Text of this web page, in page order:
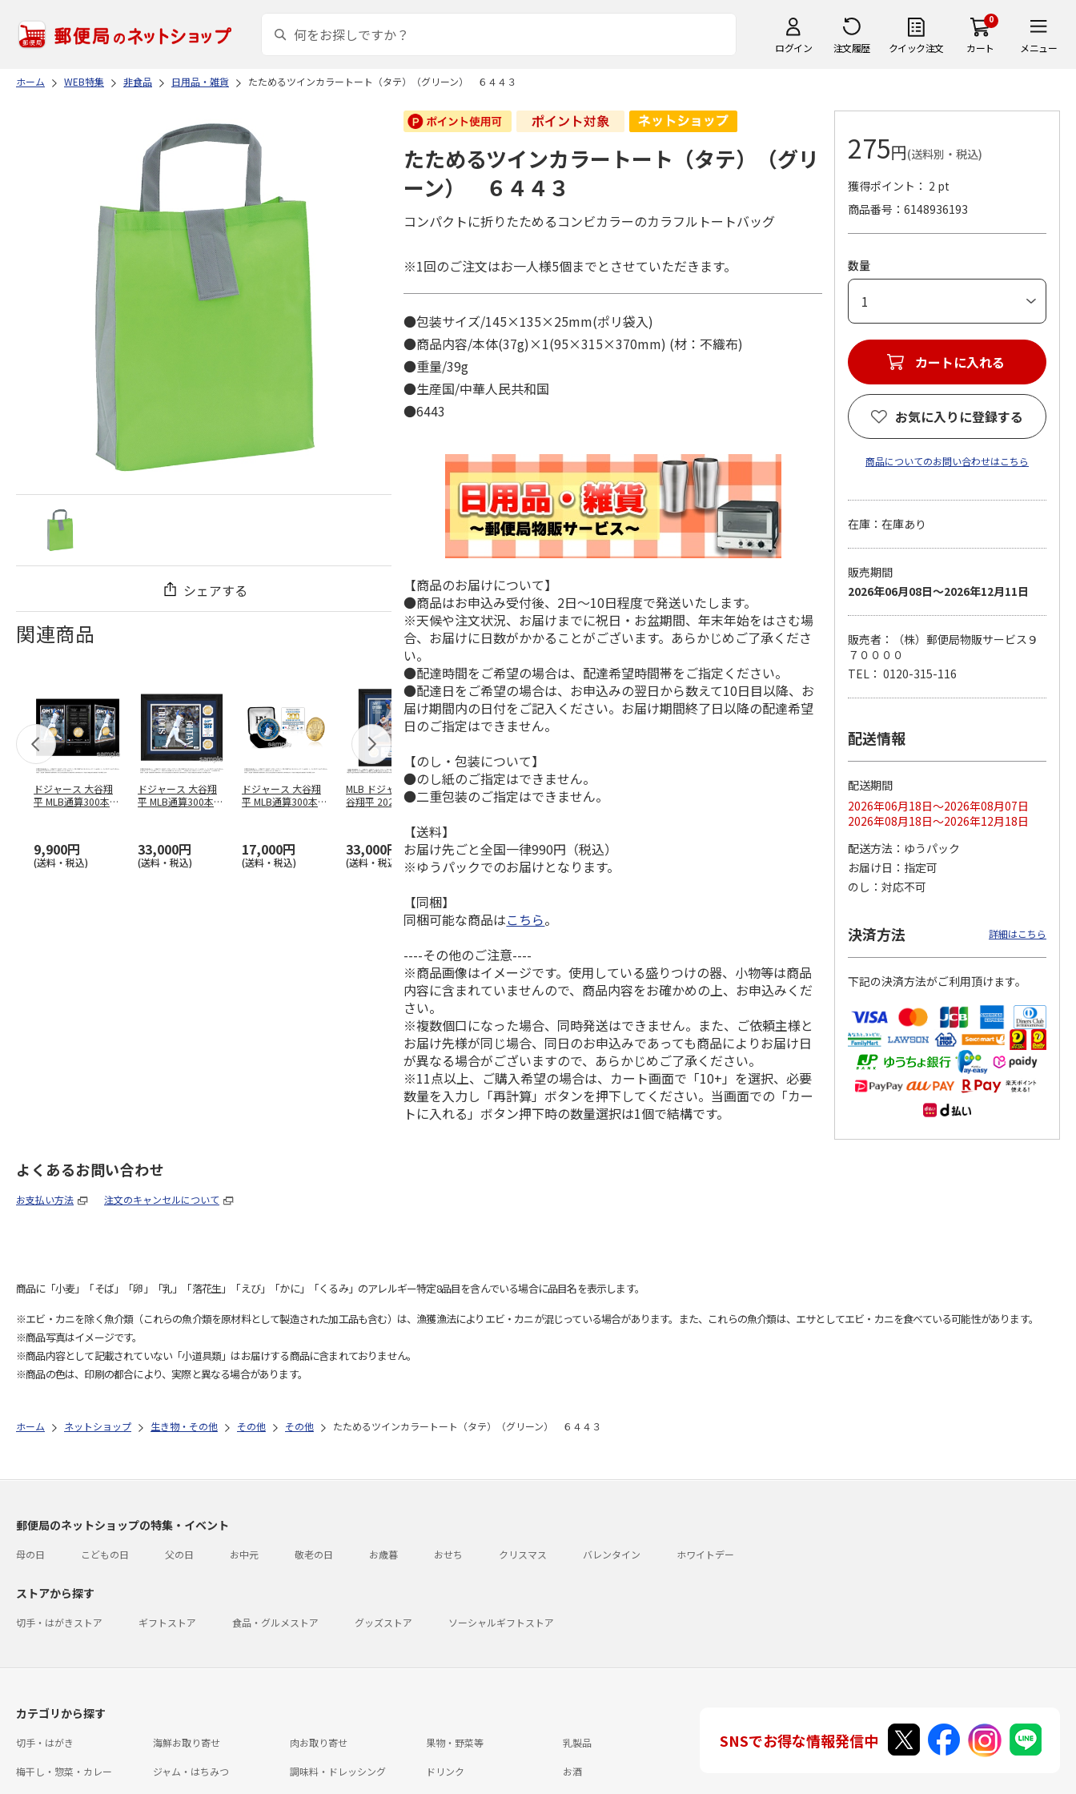
ログイン 注文履歴 クイック注文
0
カート メニュー
ホーム WEB特集 非食品 日用品・雑貨 たためるツインカラートート（タテ）（グリーン） ６４４３
シェアする
関連商品
ドジャース 大谷翔
平 MLB通算300本塁
9,900円
(送料・税込)
ドジャース 大谷翔
平 MLB通算300本塁
33,000円
(送料・税込)
ドジャース 大谷翔
平 MLB通算300本塁
17,000円
(送料・税込)
MLB ドジャース 大
谷翔平 2026 NL 3・
33,000円
(送料・税込)
ドジャース 大谷翔
平 日本人最多53試
33,000円
(送料・税込)
ドジャース 大谷翔
平 日本人最多53試
9,900円
(送料・税込)
ドジャース 大谷翔
平 日本人最多53試
合連続出塁記念 シ
ル…
17,000円
(送料・税込)
谷翔平 2026 NL 3・
4月投手…
たためるツインカラートート（タテ）（グリ
ーン） ６４４３
コンパクトに折りたためるコンビカラーのカラフルトートバッグ
※1回のご注文はお一人様5個までとさせていただきます。
●包装サイズ/145×135×25mm(ポリ袋入)
●商品内容/本体(37g)×1(95×315×370mm) (材：不織布)
●重量/39g
●生産国/中華人民共和国
●6443
【商品のお届けについて】
●商品はお申込み受付後、2日～10日程度で発送いたします。
※天候や注文状況、お届けまでに祝日・お盆期間、年末年始をはさむ場
合、お届けに日数がかかることがございます。あらかじめご了承くださ
い。
●配達時間をご希望の場合は、配達希望時間帯をご指定ください。
●配達日をご希望の場合は、お申込みの翌日から数えて10日目以降、お
届け期間内の日付をご記入ください。お届け期間終了日以降の配達希望
日のご指定はできません。
【のし・包装について】
●のし紙のご指定はできません。
●二重包装のご指定はできません。
【送料】
お届け先ごと全国一律990円（税込）
※ゆうパックでのお届けとなります。
【同梱】
同梱可能な商品はこちら。
----その他のご注意----
※商品画像はイメージです。使用している盛りつけの器、小物等は商品
内容に含まれていませんので、商品内容をお確かめの上、お申込みくだ
さい。
※複数個口になった場合、同時発送はできません。また、ご依頼主様と
お届け先様が同じ場合、同日のお申込みであっても商品によりお届け日
が異なる場合がございますので、あらかじめご了承ください。
※11点以上、ご購入希望の場合は、カート画面で「10+」を選択、必要
数量を入力し「再計算」ボタンを押下してください。当画面での「カー
トに入れる」ボタン押下時の数量選択は1個で結構です。
275円(送料別・税込)
獲得ポイント： 2 pt
商品番号
6148936193
数量
カートに入れる
お気に入りに登録する
商品についてのお問い合わせはこちら
在庫：在庫あり
販売期間
2026年06月08日～2026年12月11日
販売者：（株）郵便局物販サービス９
７００００
TEL： 0120-315-116
配送情報
配送期間
2026年06月18日～2026年08月07日
2026年08月18日～2026年12月18日
配送方法
ゆうパック
お届け日
指定可
のし
対応不可
決済方法 詳細はこちら
下記の決済方法がご利用頂けます。
よくあるお問い合わせ
お支払い方法 注文のキャンセルについて
商品に「小麦」「そば」「卵」「乳」「落花生」「えび」「かに」「くるみ」のアレルギー特定8品目を含んでいる場合に品目名を表示します。
※エビ・カニを除く魚介類（これらの魚介類を原材料として製造された加工品も含む）は、漁獲漁法によりエビ・カニが混じっている場合があります。また、これらの魚介類は、エサとしてエビ・カニを食べている可能性があります。
※商品写真はイメージです。
※商品内容として記載されていない「小道具類」はお届けする商品に含まれておりません。
※商品の色は、印刷の都合により、実際と異なる場合があります。
ホーム ネットショップ 生き物・その他 その他 その他 たためるツインカラートート（タテ）（グリーン） ６４４３
郵便局のネットショップの特集・イベント
母の日 こどもの日 父の日 お中元 敬老の日 お歳暮 おせち クリスマス バレンタイン ホワイトデー
ストアから探す
切手・はがきストア ギフトストア 食品・グルメストア グッズストア ソーシャルギフトストア
カテゴリから探す
切手・はがき 海鮮お取り寄せ 肉お取り寄せ 果物・野菜等 乳製品
梅干し・惣菜・カレー ジャム・はちみつ 調味料・ドレッシング ドリンク お酒
SNSでお得な情報発信中